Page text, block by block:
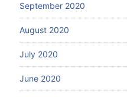
September 2020
August 2020
July 2020
June 2020